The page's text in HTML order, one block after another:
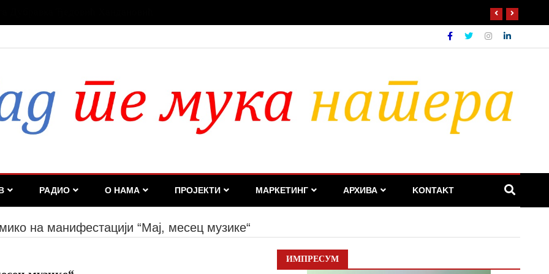
РАДИО О НАМА ПРОЈЕКТИ МАРКЕТИНГ АРХИВА KONTAKT
на манифестацији “Мај, месец музике“
ИМПРЕСУМ